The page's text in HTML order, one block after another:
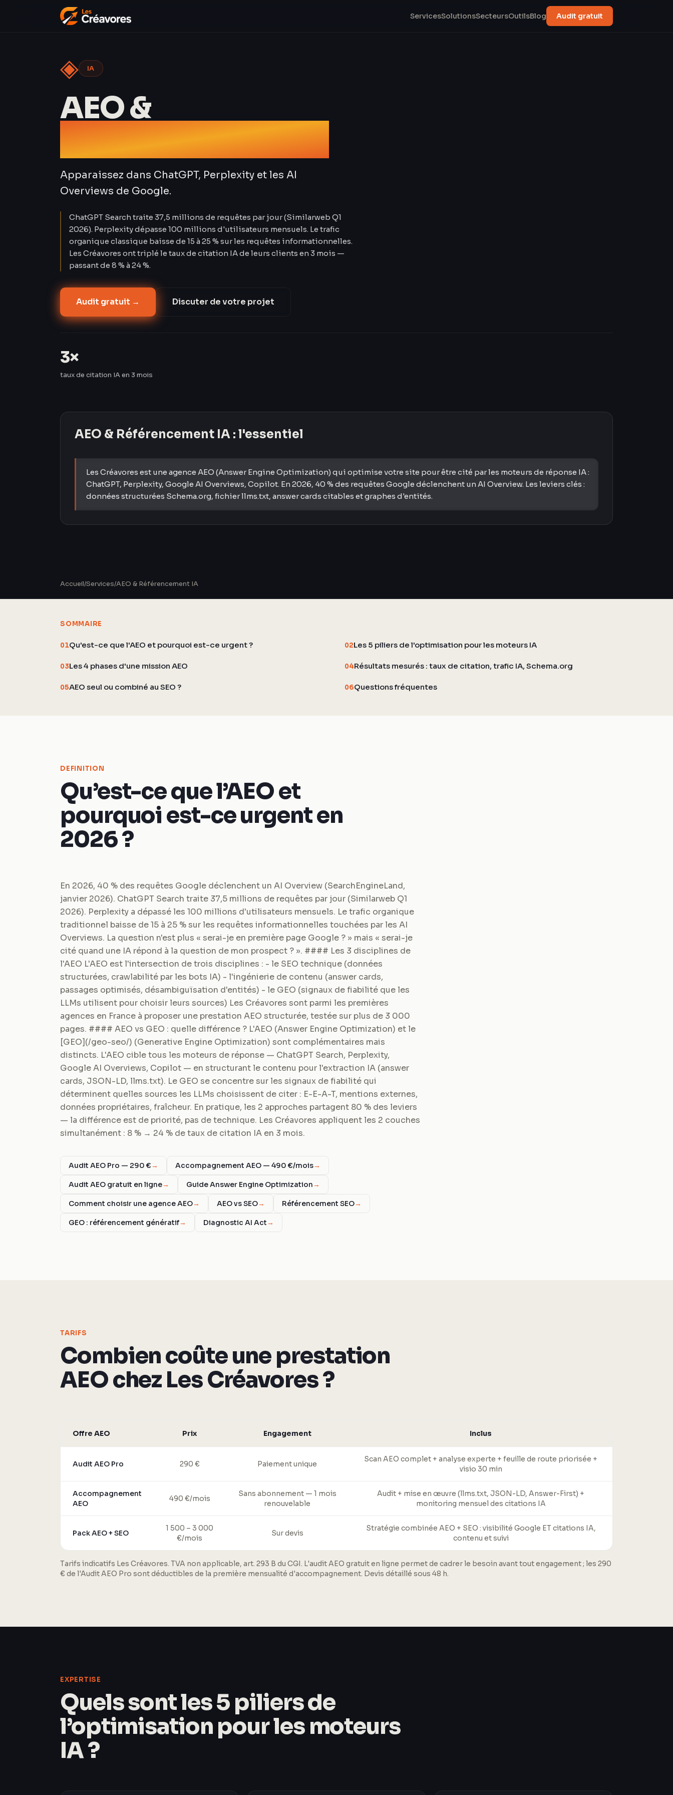
ServicesSolutionsSecteursOutilsBlog Audit gratuit
◈ IA
AEO &
Référencement IA
Apparaissez dans ChatGPT, Perplexity et les AI
Overviews de Google.
ChatGPT Search traite 37,5 millions de requêtes par jour (Similarweb Q1
2026). Perplexity dépasse 100 millions d'utilisateurs mensuels. Le trafic
organique classique baisse de 15 à 25 % sur les requêtes informationnelles.
Les Créavores ont triplé le taux de citation IA de leurs clients en 3 mois —
passant de 8 % à 24 %.
Audit gratuit → Discuter de votre projet
3×
taux de citation IA en 3 mois
AEO & Référencement IA : l'essentiel
Les Créavores est une agence AEO (Answer Engine Optimization) qui optimise votre site pour être cité par les moteurs de réponse IA :
ChatGPT, Perplexity, Google AI Overviews, Copilot. En 2026, 40 % des requêtes Google déclenchent un AI Overview. Les leviers clés :
données structurées Schema.org, fichier llms.txt, answer cards citables et graphes d'entités.
Accueil/Services/AEO & Référencement IA
SOMMAIRE
01Qu'est-ce que l'AEO et pourquoi est-ce urgent ? 02Les 5 piliers de l'optimisation pour les moteurs IA
03Les 4 phases d'une mission AEO 04Résultats mesurés : taux de citation, trafic IA, Schema.org
05AEO seul ou combiné au SEO ? 06Questions fréquentes
DEFINITION
Qu’est-ce que l’AEO et
pourquoi est-ce urgent en
2026 ?
En 2026, 40 % des requêtes Google déclenchent un AI Overview (SearchEngineLand,
janvier 2026). ChatGPT Search traite 37,5 millions de requêtes par jour (Similarweb Q1
2026). Perplexity a dépassé les 100 millions d'utilisateurs mensuels. Le trafic organique
traditionnel baisse de 15 à 25 % sur les requêtes informationnelles touchées par les AI
Overviews. La question n'est plus « serai-je en première page Google ? » mais « serai-je
cité quand une IA répond à la question de mon prospect ? ». #### Les 3 disciplines de
l'AEO L'AEO est l'intersection de trois disciplines : - le SEO technique (données
structurées, crawlabilité par les bots IA) - l'ingénierie de contenu (answer cards,
passages optimisés, désambiguïsation d'entités) - le GEO (signaux de fiabilité que les
LLMs utilisent pour choisir leurs sources) Les Créavores sont parmi les premières
agences en France à proposer une prestation AEO structurée, testée sur plus de 3 000
pages. #### AEO vs GEO : quelle différence ? L'AEO (Answer Engine Optimization) et le
[GEO](/geo-seo/) (Generative Engine Optimization) sont complémentaires mais
distincts. L'AEO cible tous les moteurs de réponse — ChatGPT Search, Perplexity,
Google AI Overviews, Copilot — en structurant le contenu pour l'extraction IA (answer
cards, JSON-LD, llms.txt). Le GEO se concentre sur les signaux de fiabilité qui
déterminent quelles sources les LLMs choisissent de citer : E-E-A-T, mentions externes,
données propriétaires, fraîcheur. En pratique, les 2 approches partagent 80 % des leviers
— la différence est de priorité, pas de technique. Les Créavores appliquent les 2 couches
simultanément : 8 % → 24 % de taux de citation IA en 3 mois.
Audit AEO Pro — 290 €→ Accompagnement AEO — 490 €/mois→
Audit AEO gratuit en ligne→ Guide Answer Engine Optimization→
Comment choisir une agence AEO→ AEO vs SEO→ Référencement SEO→
GEO : référencement génératif→ Diagnostic AI Act→
TARIFS
Combien coûte une prestation
AEO chez Les Créavores ?
Offre AEO Prix Engagement Inclus
Audit AEO Pro 290 € Paiement unique
Scan AEO complet + analyse experte + feuille de route priorisée +
visio 30 min
Accompagnement
AEO
490 €/mois
Sans abonnement — 1 mois
renouvelable
Audit + mise en œuvre (llms.txt, JSON-LD, Answer-First) +
monitoring mensuel des citations IA
Pack AEO + SEO
1 500 – 3 000
€/mois
Sur devis
Stratégie combinée AEO + SEO : visibilité Google ET citations IA,
contenu et suivi
Tarifs indicatifs Les Créavores. TVA non applicable, art. 293 B du CGI. L'audit AEO gratuit en ligne permet de cadrer le besoin avant tout engagement ; les 290
€ de l'Audit AEO Pro sont déductibles de la première mensualité d'accompagnement. Devis détaillé sous 48 h.
EXPERTISE
Quels sont les 5 piliers de
l’optimisation pour les moteurs
IA ?